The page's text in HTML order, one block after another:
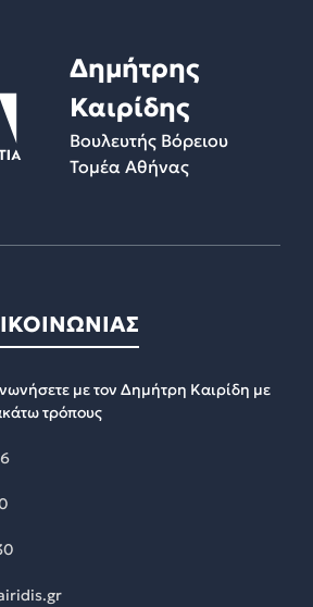
Δημήτρης
Καιρίδης
Βουλευτής Βόρειου
Τομέα Αθήνας
με τον Δημήτρη Καιρίδη με
τρόπους